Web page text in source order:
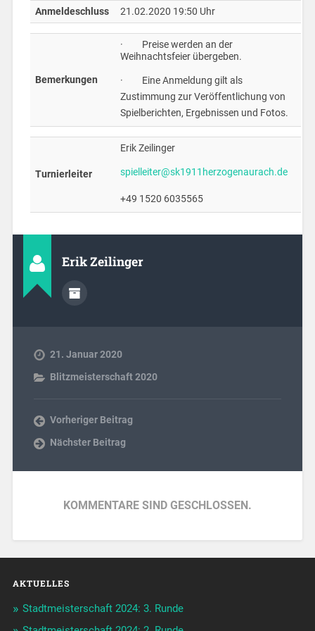
Anmeldeschluss 21.02.2020 19:50 Uhr
Bemerkungen
· Preise werden an der
Weihnachtsfeier übergeben.
· Eine Anmeldung gilt als
Zustimmung zur Veröffentlichung von
Spielberichten, Ergebnissen und Fotos.
Turnierleiter
Erik Zeilinger
spielleiter@sk1911herzogenaurach.de
+49 1520 6035565
Erik Zeilinger
21. Januar 2020
Blitzmeisterschaft 2020
Vorheriger Beitrag
Nächster Beitrag
KOMMENTARE SIND GESCHLOSSEN.
AKTUELLES
Stadtmeisterschaft 2024: 3. Runde